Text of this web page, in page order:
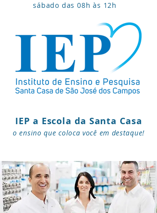
sábado das 08h às 12h
IEP a Escola da Santa Casa
o ensino que coloca você em destaque!